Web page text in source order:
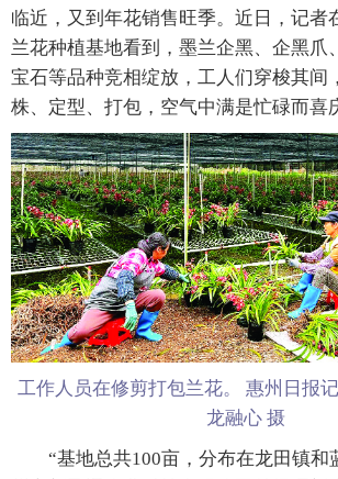
临近，又到年花销售旺季。近日，记者
兰花种植基地看到，墨兰企黑、企黑爪
宝石等品种竞相绽放，工人们穿梭其间
株、定型、打包，空气中满是忙碌而喜
工作人员在修剪打包兰花。 惠州日报
龙融心 摄
“基地总共100亩，分布在龙田镇和